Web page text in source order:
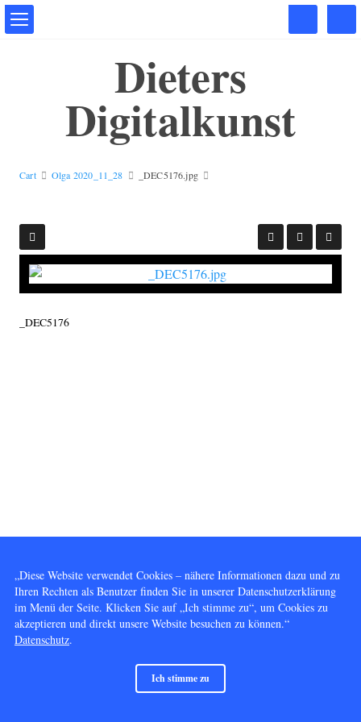
Dieters
Digitalkunst
Cart Olga 2020_11_28 _DEC5176.jpg
_DEC5176
„Diese Website verwendet Cookies – nähere Informationen dazu und zu
Ihren Rechten als Benutzer finden Sie in unserer Datenschutzerklärung
im Menü der Seite. Klicken Sie auf „Ich stimme zu“, um Cookies zu
akzeptieren und direkt unsere Website besuchen zu können.“
Datenschutz.
Ich stimme zu